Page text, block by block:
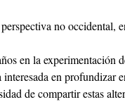
no occidental,
en la experimentación
en profundizar
de compartir estas